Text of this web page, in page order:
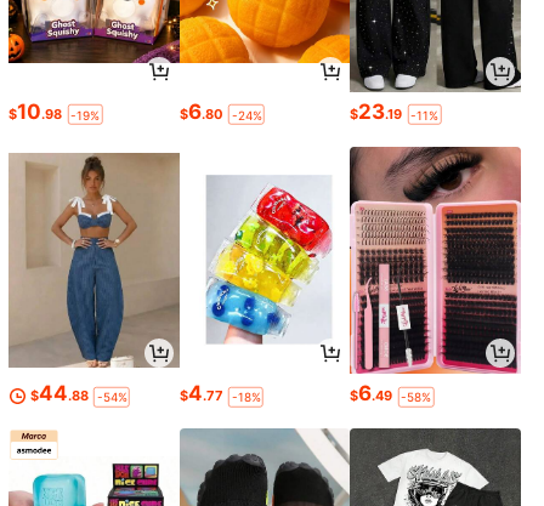
$10.98 -19% $6.80 -24% $23.19 -11%
$44.88 -54% $4.77 -18% $6.49 -58%